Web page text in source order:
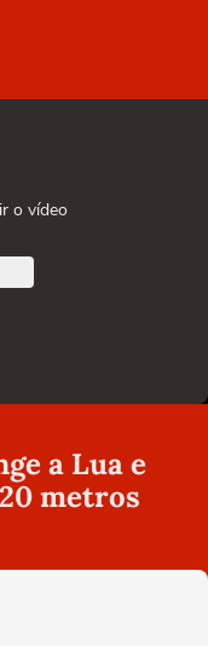
o vídeo
a Lua e
metros